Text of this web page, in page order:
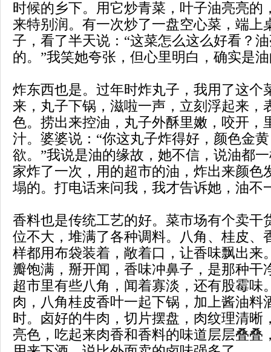
时候的乡下。用它炒青菜，叶子油亮亮的
来特别润。有一次炒了一盘空心菜，端上
子，看了半天说：“这菜怎么这么好看？
的。”我笑她夸张，但心里明白，确实是
炸东西也是。过年时炸丸子，我用了这个
来，丸子下锅，滋啦一声，立刻浮起来，
色。捞出来控油，丸子外酥里嫩，咬开，
汁。婆婆说：“你这丸子炸得好，颜色金
欲。”我说是油的缘故，她不信，说油都
家炸了一次，用的超市的油，炸出来颜色
塌的。打电话来问我，我才告诉她，油不
香料也是传统工艺的好。菜市场有个卖干
位不大，堆满了各种调料。八角、桂皮、
样都用布袋装着，敞着口，让香味飘出来
瓣饱满，掰开闻，香味冲鼻子，是那种干
超市里有些八角，闻着寡淡，还有股霉味
肉，八角桂皮香叶一起下锅，加上酱油料
时。卤好的牛肉，切片摆盘，肉纹理清晰
亮色，吃起来肉香和香料的味道层层叠叠